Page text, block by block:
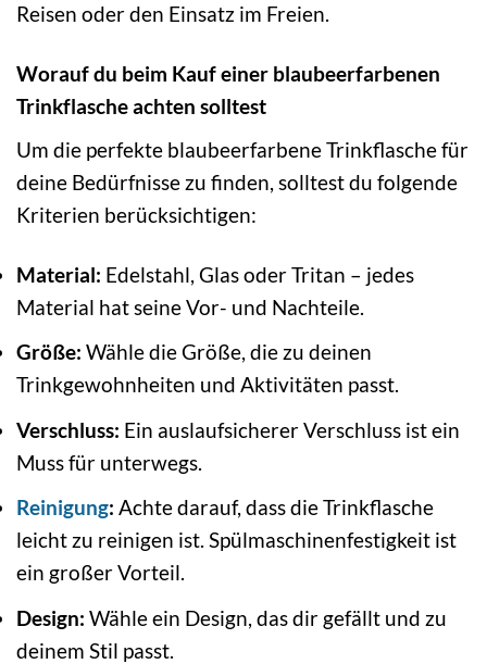
Reisen oder den Einsatz im Freien.
Worauf du beim Kauf einer blaubeerfarbenen
Trinkflasche achten solltest
Um die perfekte blaubeerfarbene Trinkflasche für
deine Bedürfnisse zu finden, solltest du folgende
Kriterien berücksichtigen:
Material: Edelstahl, Glas oder Tritan – jedes
Material hat seine Vor- und Nachteile.
Größe: Wähle die Größe, die zu deinen
Trinkgewohnheiten und Aktivitäten passt.
Verschluss: Ein auslaufsicherer Verschluss ist ein
Muss für unterwegs.
Reinigung: Achte darauf, dass die Trinkflasche
leicht zu reinigen ist. Spülmaschinenfestigkeit ist
ein großer Vorteil.
Design: Wähle ein Design, das dir gefällt und zu
deinem Stil passt.